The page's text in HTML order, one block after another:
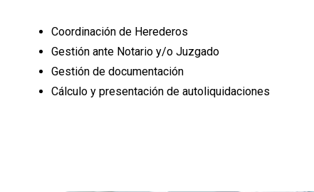
Coordinación de Herederos
Gestión ante Notario y/o Juzgado
Gestión de documentación
Cálculo y presentación de autoliquidaciones